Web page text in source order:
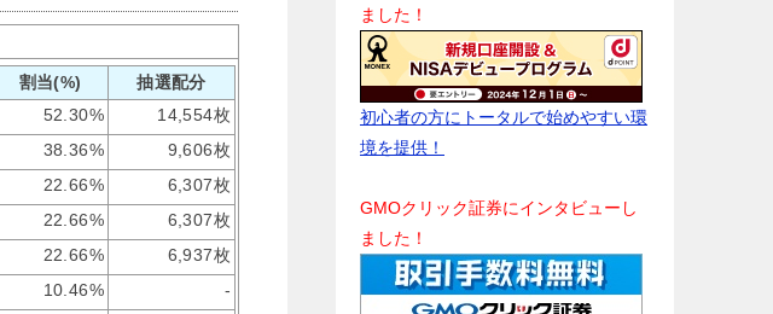
割当(%)
抽選配分
52.30%
14,554枚
38.36%
9,606枚
22.66%
6,307枚
22.66%
6,307枚
22.66%
6,937枚
10.46%
-
ました！
初心者の方にトータルで始めやすい環
境を提供！
GMOクリック証券にインタビューし
ました！